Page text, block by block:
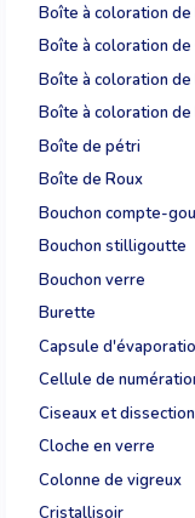
Boîte à coloration
Boîte à coloration de
Boîte à coloration
Boîte à coloration de
Boîte de pétri
Boîte de Roux
Bouchon compte-
Bouchon stilligoutte
Bouchon verre
Burette
Capsule
Cellule de
Ciseaux et dissection
Cloche en verre
Colonne de vigreux